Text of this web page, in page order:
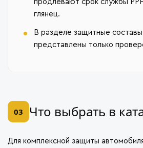
продлевают срок службы
глянец.
В разделе защитные
представлены только
03 Что выбрать в
Для комплексной защиты